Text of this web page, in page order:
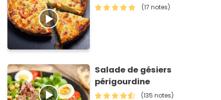
(17 notes)
Salade de gésiers
périgourdine
(135 notes)